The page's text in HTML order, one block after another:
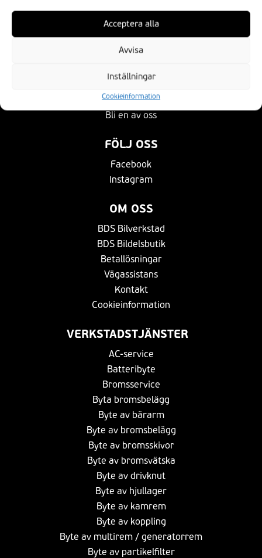
Acceptera alla
Avvisa
Inställningar
Cookieinformation
HITTA DIN BDS
Verkstäder
BLI EN AV OSS
Bli en av oss
FÖLJ OSS
Facebook
Instagram
OM OSS
BDS Bilverkstad
BDS Bildelsbutik
Betallösningar
Vägassistans
Kontakt
Cookieinformation
VERKSTADSTJÄNSTER
AC-service
Batteribyte
Bromsservice
Byta bromsbelägg
Byte av bärarm
Byte av bromsbelägg
Byte av bromsskivor
Byte av bromsvätska
Byte av drivknut
Byte av hjullager
Byte av kamrem
Byte av koppling
Byte av multirem / generatorrem
Byte av partikelfilter